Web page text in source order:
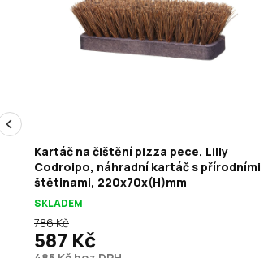
Kartáč na čištění pizza pece, Lilly
Codroipo, náhradní kartáč s přírodními
štětinami, 220x70x(H)mm
SKLADEM
786 Kč
587 Kč